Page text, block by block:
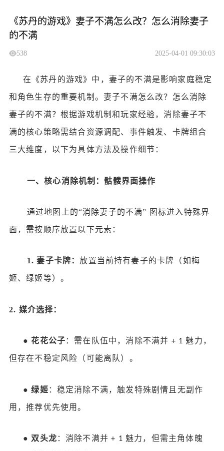
《苏丹的游戏》妻子不满怎么改？怎么消除妻子
的不满
538 2025-04-01 09:30:03
在《苏丹的游戏》中，妻子的不满是影响家庭稳定
和角色生存的重要机制。妻子不满怎么改？怎么消除
妻子的不满？根据游戏机制和玩家经验，消除妻子不
满的核心策略需结合资源调配、事件触发、卡牌组合
三大维度，以下为具体方法及操作细节：
一、核心消除机制：骷髅界面操作
通过地图上的“消除妻子的不满” 图标进入特殊界
面，需按顺序放置以下元素：
1.妻子卡牌：放置当前持有妻子的卡牌（如梅
姬、绿姬等）。
2. 媒介选择：
● 花花公子 ：需在队伍中，消除不满并 + 1 魅力，
但存在不稳定风险（可能离队）。
● 绿姬 ：稳定消除不满，触发特殊剧情且无副作
用，推荐优先使用。
● 双头龙 ：消除不满并 + 1 魅力，但需主角体魄